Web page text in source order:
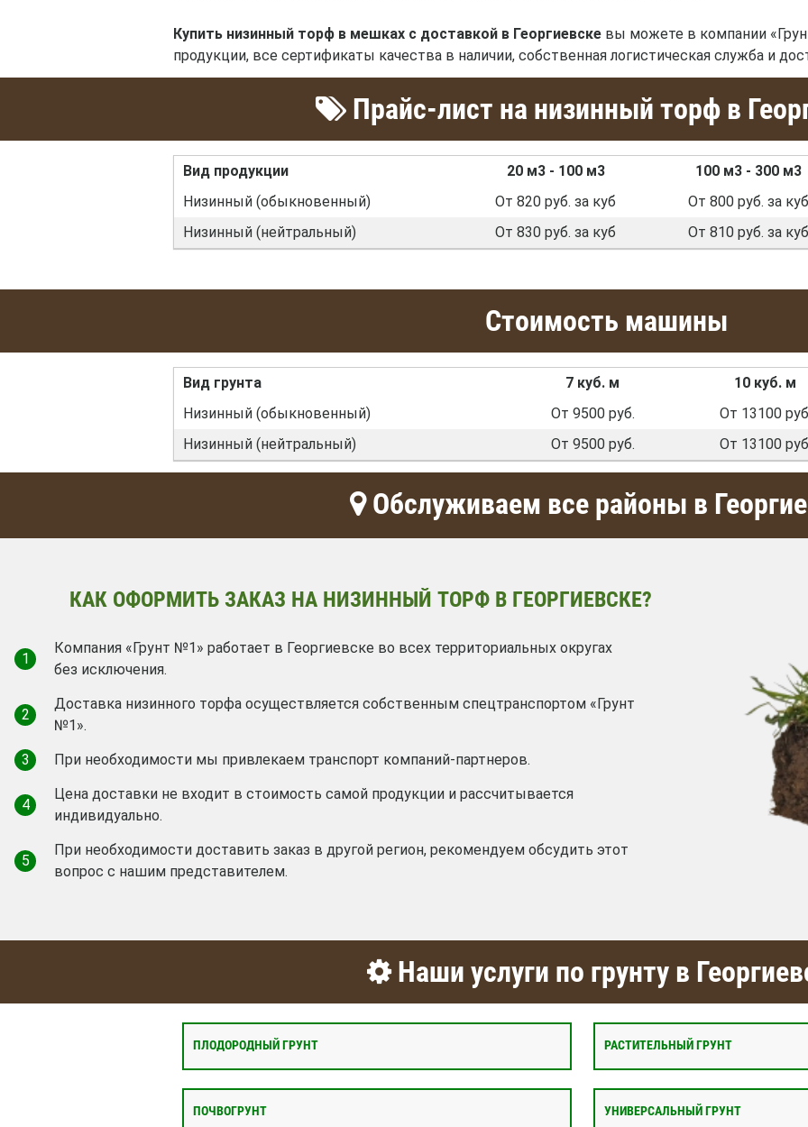
Купить низинный торф в мешках с доставкой в Георгиевске вы можете в компании
продукции, все сертификаты качества в наличии, собственная логистическая служба и
Прайс-лист на низинный торф в
Вид продукции 20 м3 - 100 м3
100 м3 - 300 м3
Низинный (обыкновенный)
От 820 руб. за куб
От 800 руб. за куб
Низинный (нейтральный)
От 830 руб. за куб От 810 руб. за куб
Стоимость машины
Вид грунта 7 куб. м
10 куб. м
Низинный (обыкновенный)
От 9500 руб.
От 13100
Низинный (нейтральный)
От 9500 руб. От 13100
Обслуживаем все районы в
КАК ОФОРМИТЬ ЗАКАЗ НА НИЗИННЫЙ ТОРФ В ГЕОРГИЕВСКЕ?
1
Компания «Грунт №1» работает в Георгиевске во всех территориальных округах
без исключения.
2
Доставка низинного торфа осуществляется собственным спецтранспортом «Грунт
№1».
3
При необходимости мы привлекаем транспорт компаний-партнеров.
4
Цена доставки не входит в стоимость самой продукции и рассчитывается
индивидуально.
5
При необходимости доставить заказ в другой регион, рекомендуем обсудить этот
вопрос с нашим представителем.
Наши услуги по грунту в
ПЛОДОРОДНЫЙ ГРУНТ РАСТИТЕЛЬНЫЙ ГРУНТ
ПОЧВОГРУНТ УНИВЕРСАЛЬНЫЙ ГРУНТ